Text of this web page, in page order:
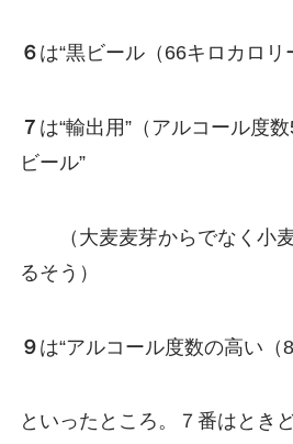
６ は“黒ビール（66キロカロリ
７ は“輸出用”（アルコール度数
ビール”
（大麦麦芽からでなく小麦
るそう）
９ は“アルコール度数の高い（
といったところ。７番はとき